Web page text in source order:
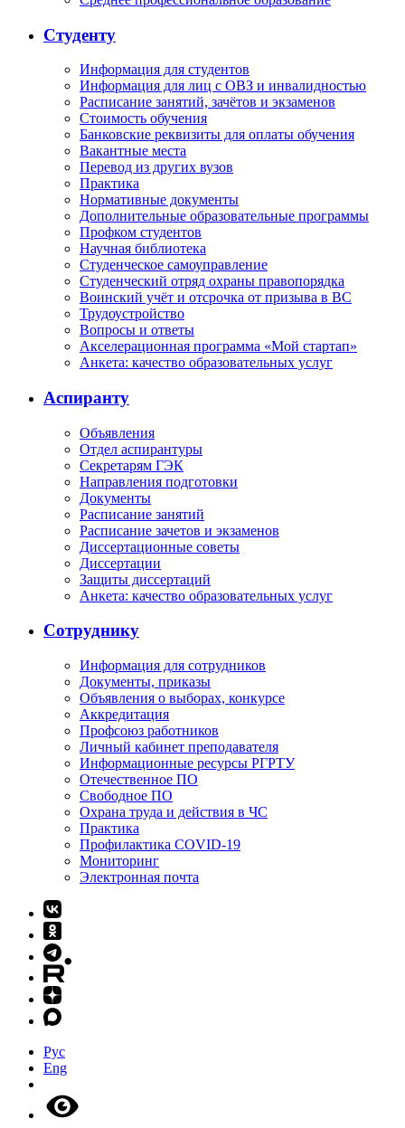
Студенту
Информация для студентов
Информация для лиц с ОВЗ и инвалидностью
Расписание занятий, зачётов и экзаменов
Стоимость обучения
Банковские реквизиты для оплаты обучения
Вакантные места
Перевод из других вузов
Практика
Нормативные документы
Дополнительные образовательные программы
Профком студентов
Научная библиотека
Студенческое самоуправление
Студенческий отряд охраны правопорядка
Воинский учёт и отсрочка от призыва в ВС
Трудоустройство
Вопросы и ответы
Акселерационная программа «Мой стартап»
Анкета: качество образовательных услуг
Аспиранту
Объявления
Отдел аспирантуры
Секретарям ГЭК
Направления подготовки
Документы
Расписание занятий
Расписание зачетов и экзаменов
Диссертационные советы
Диссертации
Защиты диссертаций
Анкета: качество образовательных услуг
Сотруднику
Информация для сотрудников
Документы, приказы
Объявления о выборах, конкурсе
Аккредитация
Профсоюз работников
Личный кабинет преподавателя
Информационные ресурсы РГРТУ
Отечественное ПО
Свободное ПО
Охрана труда и действия в ЧС
Практика
Профилактика COVID-19
Мониторинг
Электронная почта
Рус
Eng